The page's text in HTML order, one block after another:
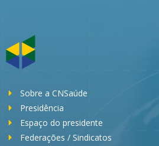
Sobre a CNSaúde
Presidência
Espaço do presidente
Federações / Sindicatos